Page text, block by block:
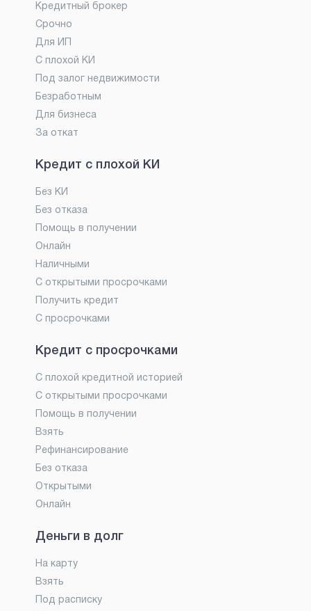
Кредитный брокер
Срочно
Для ИП
С плохой КИ
Под залог недвижимости
Безработным
Для бизнеса
За откат
Кредит с плохой КИ
Без КИ
Без отказа
Помощь в получении
Онлайн
Наличными
С открытыми просрочками
Получить кредит
С просрочками
Кредит с просрочками
С плохой кредитной историей
С открытыми просрочками
Помощь в получении
Взять
Рефинансирование
Без отказа
Открытыми
Онлайн
Деньги в долг
На карту
Взять
Под расписку